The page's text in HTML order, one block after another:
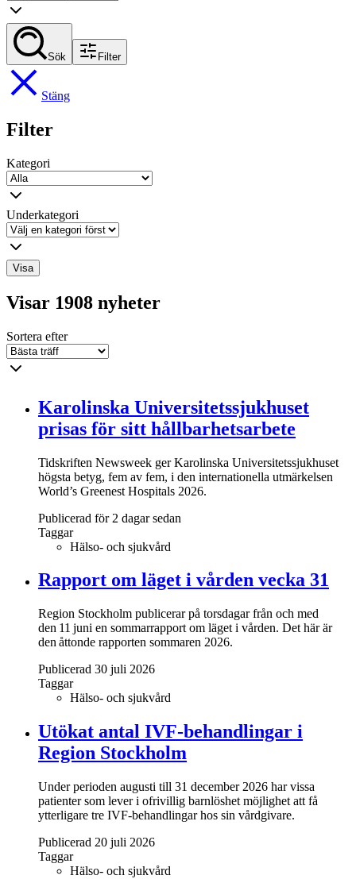
Sök Filter
Stäng
Filter
Kategori
Underkategori
Visa
Visar 1908 nyheter
Sortera efter
Karolinska Universitetssjukhuset
prisas för sitt hållbarhetsarbete
Tidskriften Newsweek ger Karolinska Universitetssjukhuset
högsta betyg, fem av fem, i den internationella utmärkelsen
World’s Greenest Hospitals 2026.
Publicerad för 2 dagar sedan
Taggar
Hälso- och sjukvård
Rapport om läget i vården vecka 31
Region Stockholm publicerar på torsdagar från och med
den 11 juni en sommarrapport om läget i vården. Det här är
den åttonde rapporten sommaren 2026.
Publicerad 30 juli 2026
Taggar
Hälso- och sjukvård
Utökat antal IVF-behandlingar i
Region Stockholm
Under perioden augusti till 31 december 2026 har vissa
patienter som lever i ofrivillig barnlöshet möjlighet att få
ytterligare tre IVF-behandlingar hos sin vårdgivare.
Publicerad 20 juli 2026
Taggar
Hälso- och sjukvård